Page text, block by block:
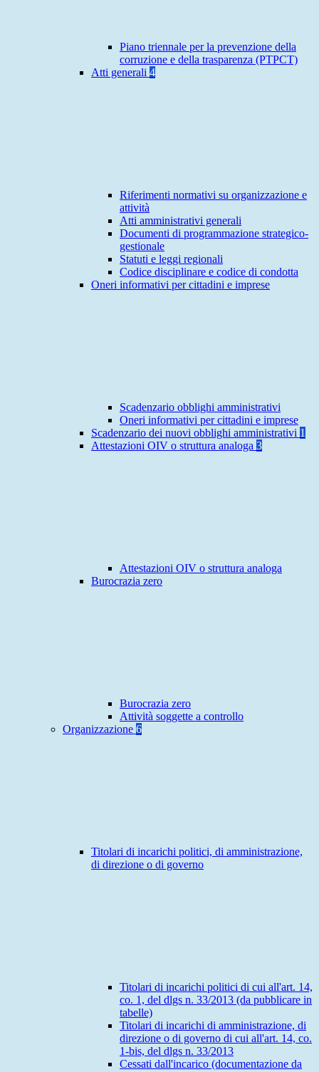
Piano triennale per la prevenzione della
corruzione e della trasparenza (PTPCT)
Atti generali 4
Riferimenti normativi su organizzazione e
attività
Atti amministrativi generali
Documenti di programmazione strategico-
gestionale
Statuti e leggi regionali
Codice disciplinare e codice di condotta
Oneri informativi per cittadini e imprese
Scadenzario obblighi amministrativi
Oneri informativi per cittadini e imprese
Scadenzario dei nuovi obblighi amministrativi 1
Attestazioni OIV o struttura analoga 3
Attestazioni OIV o struttura analoga
Burocrazia zero
Burocrazia zero
Attività soggette a controllo
Organizzazione 6
Titolari di incarichi politici, di amministrazione,
di direzione o di governo
Titolari di incarichi politici di cui all'art. 14,
co. 1, del dlgs n. 33/2013 (da pubblicare in
tabelle)
Titolari di incarichi di amministrazione, di
direzione o di governo di cui all'art. 14, co.
1-bis, del dlgs n. 33/2013
Cessati dall'incarico (documentazione da